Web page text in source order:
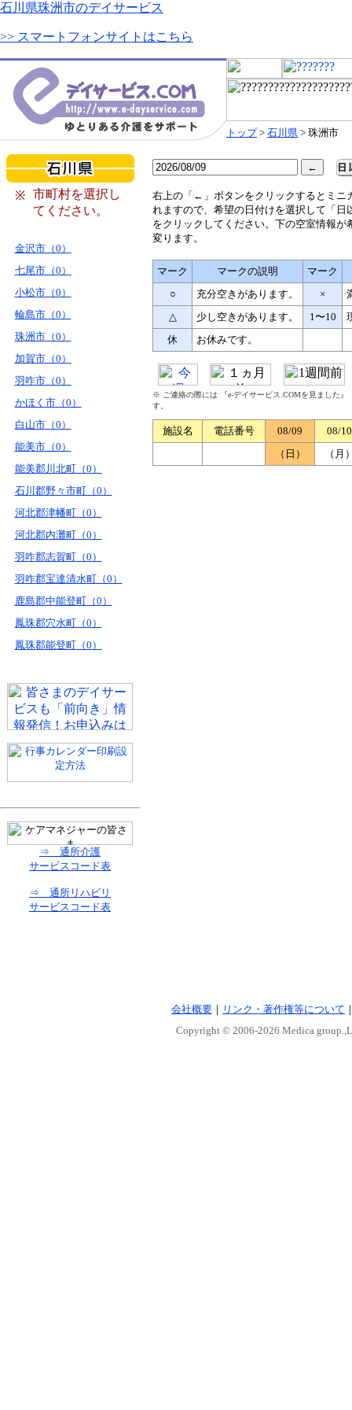
石川県珠洲市のデイサービス
>> スマートフォンサイトはこちら
トップ> 石川県 > 珠洲市
※
市町村を選択し
てください。
金沢市（0）
七尾市（0）
小松市（0）
輪島市（0）
珠洲市（0）
加賀市（0）
羽咋市（0）
かほく市（0）
白山市（0）
能美市（0）
能美郡川北町（0）
石川郡野々市町（0）
河北郡津幡町（0）
河北郡内灘町（0）
羽咋郡志賀町（0）
羽咋郡宝達清水町（0）
鹿島郡中能登町（0）
鳳珠郡穴水町（0）
鳳珠郡能登町（0）
⇒ 通所介護
サービスコード表
⇒ 通所リハビリ
サービスコード表
右上の「←」ボタンをクリックするとミニ
れますので、希望の日付けを選択して「日
をクリックしてください。下の空室情報が
変ります。
マーク マークの説明
マーク
○
充分空きがあります。 ×
△
少し空きがあります。 1〜10
休
お休みです。
※ ご連絡の際には 『e-デイサービス.COMを見ました
す。
施設名 電話番号 08/09
08/10
（日）
（月
会社概要 ｜ リンク・著作権等について
Copyright © 2006-2026 Medica